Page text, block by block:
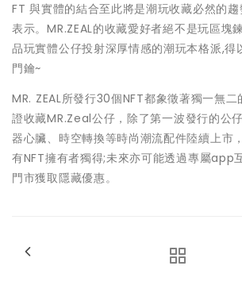
FT 與實體的結合至此將是潮玩收藏必然的
表示。MR.ZEAL的收藏愛好者絕不是玩區塊
品玩實體公仔投射深厚情感的潮玩本格派,得
門鑰~
MR. ZEAL所發行30個NFT都象徵著獨一無
證收藏MR.Zeal公仔，除了第一波發行的公
器心臟、時空轉換等時尚潮流配件陸續上市
有NFT擁有者獨得;未來亦可能透過專屬app
門市獲取隱藏優惠。